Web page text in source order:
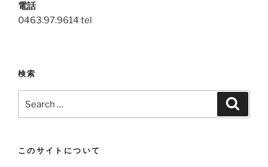
電話
0463.97.9614 tel
検索
このサイトについて